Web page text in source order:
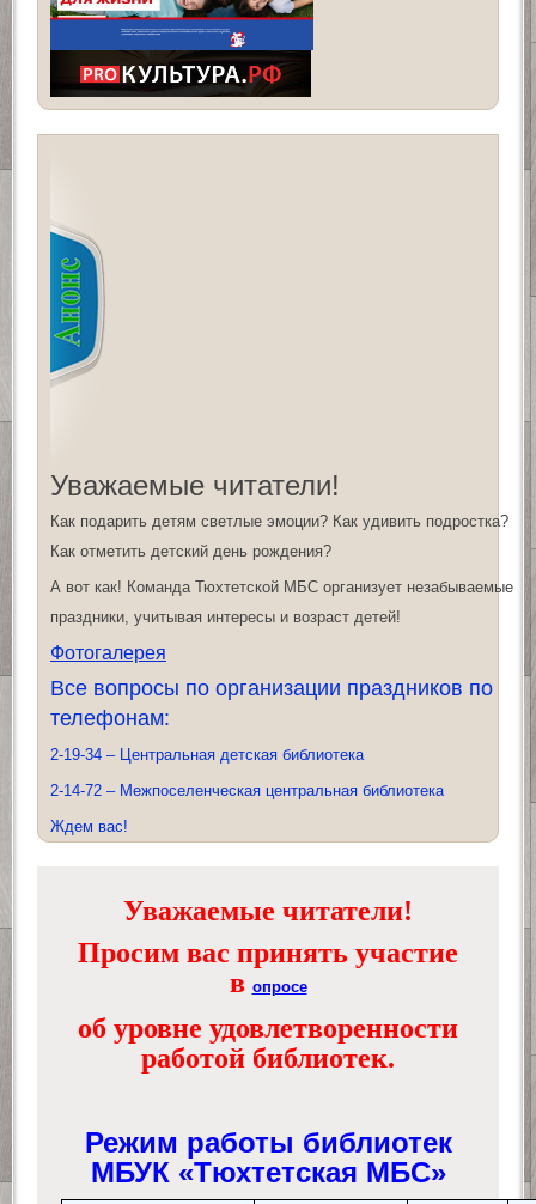
Уважаемые читатели!
Как подарить детям светлые эмоции? Как удивить подростка?
Как отметить детский день рождения?
А вот как! Команда Тюхтетской МБС организует незабываемые
праздники, учитывая интересы и возраст детей!
Фотогалерея
Все вопросы по организации праздников по
телефонам:
2-19-34 – Центральная детская библиотека
2-14-72 – Межпоселенческая центральная библиотека
Ждем вас!
Уважаемые читатели!
Просим вас принять участие
в опросе
об уровне удовлетворенности
работой библиотек.
Режим работы библиотек
МБУК «Тюхтетская МБС»